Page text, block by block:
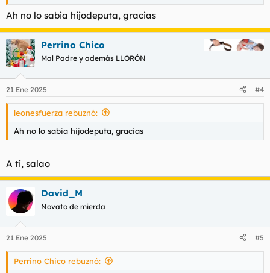
Ah no lo sabia hijodeputa, gracias
Perrino Chico
Mal Padre y además LLORÓN
21 Ene 2025 #4
leonesfuerza rebuznó:
Ah no lo sabia hijodeputa, gracias
A ti, salao
David_M
Novato de mierda
21 Ene 2025 #5
Perrino Chico rebuznó: